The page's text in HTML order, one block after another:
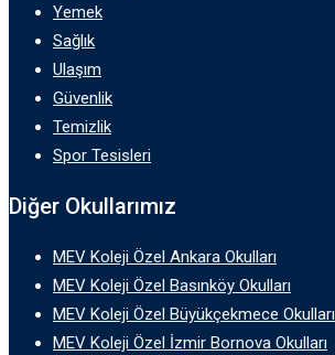
Yemek
Sağlık
Ulaşım
Güvenlik
Temizlik
Spor Tesisleri
Diğer Okullarımız
MEV Koleji Özel Ankara Okulları
MEV Koleji Özel Basınköy Okulları
MEV Koleji Özel Büyükçekmece Okulları
MEV Koleji Özel İzmir Bornova Okulları